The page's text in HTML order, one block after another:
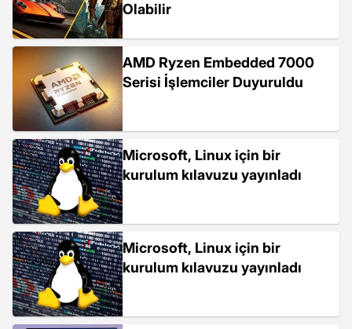
Olabilir
AMD Ryzen Embedded 7000
Serisi İşlemciler Duyuruldu
Microsoft, Linux için bir
kurulum kılavuzu yayınladı
Microsoft, Linux için bir
kurulum kılavuzu yayınladı